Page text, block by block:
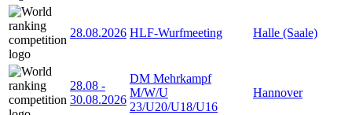
28.08.2026 HLF-Wurfmeeting Halle (Saale)
28.08 -
30.08.2026
DM Mehrkampf
M/W/U
23/U20/U18/U16
Hannover